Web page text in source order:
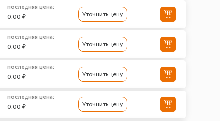
последняя цена:
0.00 ₽ Уточнить цену
последняя цена:
0.00 ₽ Уточнить цену
последняя цена:
0.00 ₽ Уточнить цену
последняя цена:
0.00 ₽ Уточнить цену